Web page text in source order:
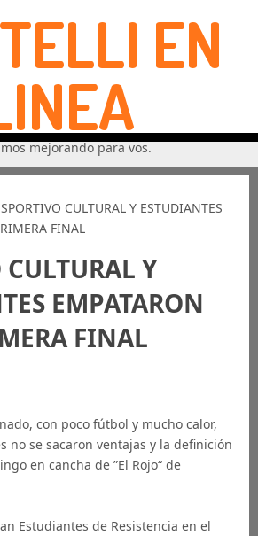
EN
mejorando para vos.
CULTURAL Y ESTUDIANTES
FINAL
Y
EMPATARON
FINAL
con poco fútbol y mucho calor,
no se sacaron ventajas y la definición
en cancha de ”El Rojo“ de
Estudiantes de Resistencia en el